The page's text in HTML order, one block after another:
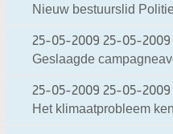
Nieuw bestuurslid
25-05-2009 25-05-2009
Geslaagde
25-05-2009 25-05-2009
Het klimaatprobleem